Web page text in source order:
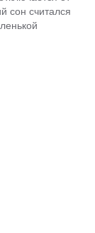
сон считался